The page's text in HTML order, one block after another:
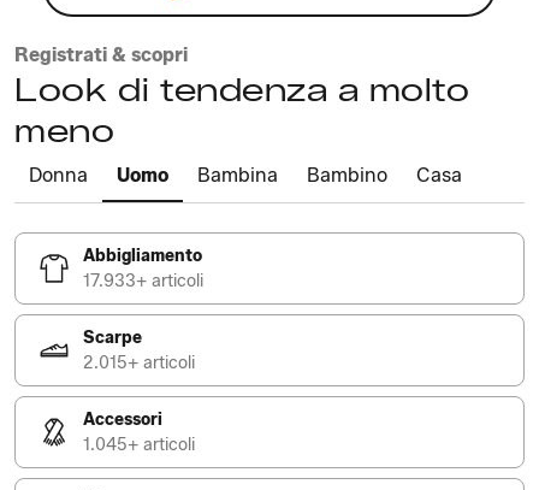
Registrati & scopri
Look di tendenza a molto
meno
Donna Uomo Bambina Bambino Casa
Abbigliamento
17.933+ articoli
Scarpe
2.015+ articoli
Accessori
1.045+ articoli